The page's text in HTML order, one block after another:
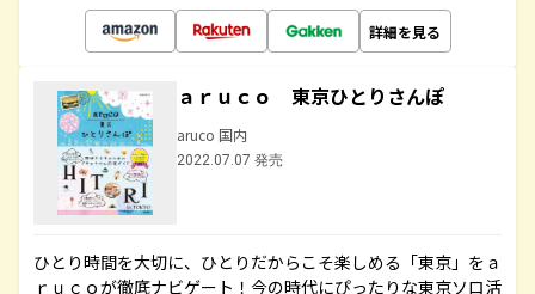
詳細を見る
ａｒｕｃｏ 東京ひとりさんぽ
aruco 国内
2022.07.07 発売
ひとり時間を大切に、ひとりだからこそ楽しめる「東京」をａ
ｒｕｃｏが徹底ナビゲート！今の時代にぴったりな東京ソロ活